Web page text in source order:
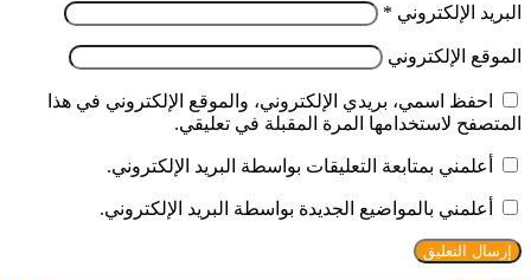
البريد الإلكتروني *
الموقع الإلكتروني
احفظ اسمي، بريدي الإلكتروني، والموقع الإلكتروني في هذا
المتصفح لاستخدامها المرة المقبلة في تعليقي.
أعلمني بمتابعة التعليقات بواسطة البريد الإلكتروني.
أعلمني بالمواضيع الجديدة بواسطة البريد الإلكتروني.